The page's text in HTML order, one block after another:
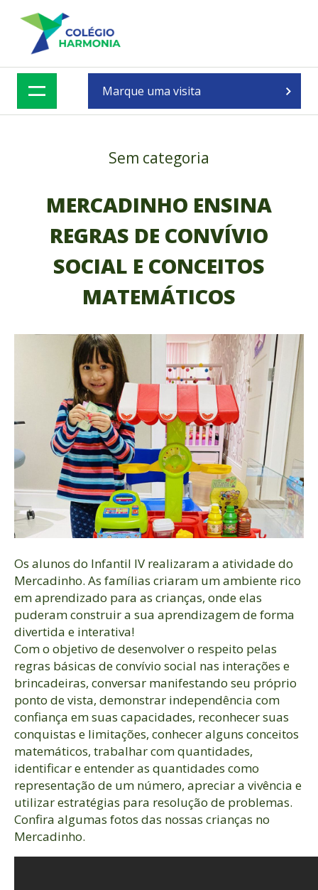
content
Marque uma visita
Sem categoria
MERCADINHO ENSINA
REGRAS DE CONVÍVIO
SOCIAL E CONCEITOS
MATEMÁTICOS
Os alunos do Infantil IV realizaram a atividade do
Mercadinho. As famílias criaram um ambiente rico
em aprendizado para as crianças, onde elas
puderam construir a sua aprendizagem de forma
divertida e interativa!
Com o objetivo de desenvolver o respeito pelas
regras básicas de convívio social nas interações e
brincadeiras, conversar manifestando seu próprio
ponto de vista, demonstrar independência com
confiança em suas capacidades, reconhecer suas
conquistas e limitações, conhecer alguns conceitos
matemáticos, trabalhar com quantidades,
identificar e entender as quantidades como
representação de um número, apreciar a vivência e
utilizar estratégias para resolução de problemas.
Confira algumas fotos das nossas crianças no
Mercadinho.